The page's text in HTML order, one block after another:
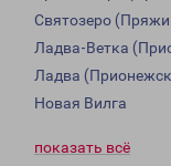
Святозеро
Ладва-Ветка
Ладва
Новая Вилга
показать всё